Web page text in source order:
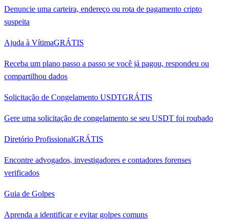
Denuncie uma carteira, endereço ou rota de pagamento cripto
suspeita
Ajuda à VítimaGRÁTIS
Receba um plano passo a passo se você já pagou, respondeu ou
compartilhou dados
Solicitação de Congelamento USDTGRÁTIS
Gere uma solicitação de congelamento se seu USDT foi roubado
Diretório ProfissionalGRÁTIS
Encontre advogados, investigadores e contadores forenses
verificados
Guia de Golpes
Aprenda a identificar e evitar golpes comuns